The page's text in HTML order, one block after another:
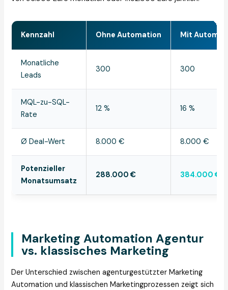
Kennzahl Ohne Automation Mit
Monatliche
Leads
300 300
MQL-zu-SQL-
Rate
12 % 16 %
Ø Deal-Wert 8.000 € 8.000 €
Potenzieller
Monatsumsatz
288.000 € 384.000 €
Marketing Automation Agentur
vs. klassisches Marketing
Der Unterschied zwischen agenturgestützter Marketing
Automation und klassischen Marketingprozessen zeigt sich